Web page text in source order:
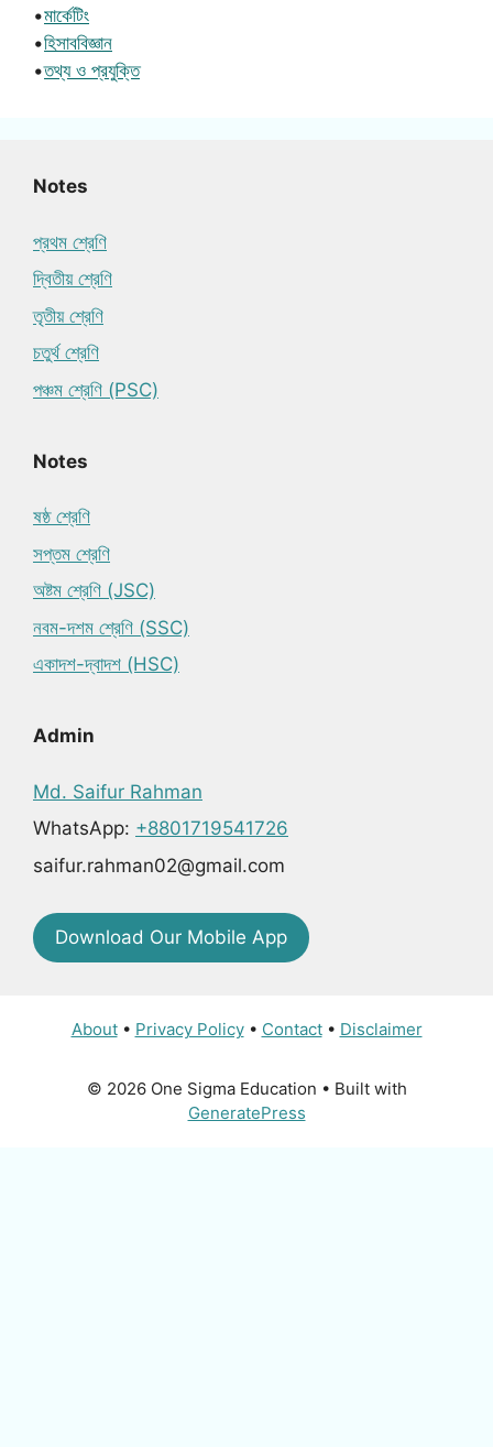
•মার্কেটিং
•হিসাববিজ্ঞান
•তথ্য ও প্রযুক্তি
Notes
প্রথম শ্রেণি
দ্বিতীয় শ্রেণি
তৃতীয় শ্রেণি
চতুর্থ শ্রেণি
পঞ্চম শ্রেণি (PSC)
Notes
ষষ্ঠ শ্রেণি
সপ্তম শ্রেণি
অষ্টম শ্রেণি (JSC)
নবম-দশম শ্রেণি (SSC)
একাদশ-দ্বাদশ (HSC)
Admin
Md. Saifur Rahman
WhatsApp: +8801719541726
saifur.rahman02@gmail.com
Download Our Mobile App
About• Privacy Policy• Contact• Disclaimer
© 2026 One Sigma Education • Built with
GeneratePress